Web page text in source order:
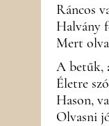
Ráncos
Halvány
Mert
A betűk,
Életre
Hason,
Olvasni